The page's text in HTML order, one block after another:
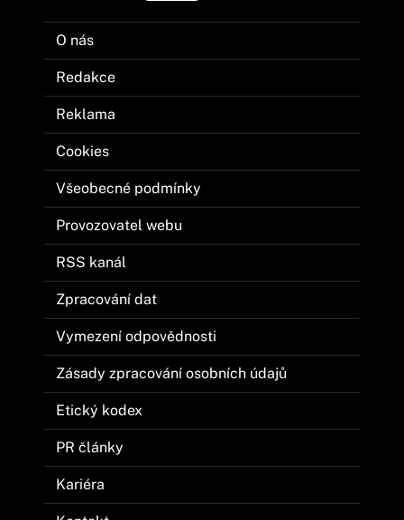
O nás
Redakce
Reklama
Cookies
Všeobecné podmínky
Provozovatel webu
RSS kanál
Zpracování dat
Vymezení odpovědnosti
Zásady zpracování osobních údajů
Etický kodex
PR články
Kariéra